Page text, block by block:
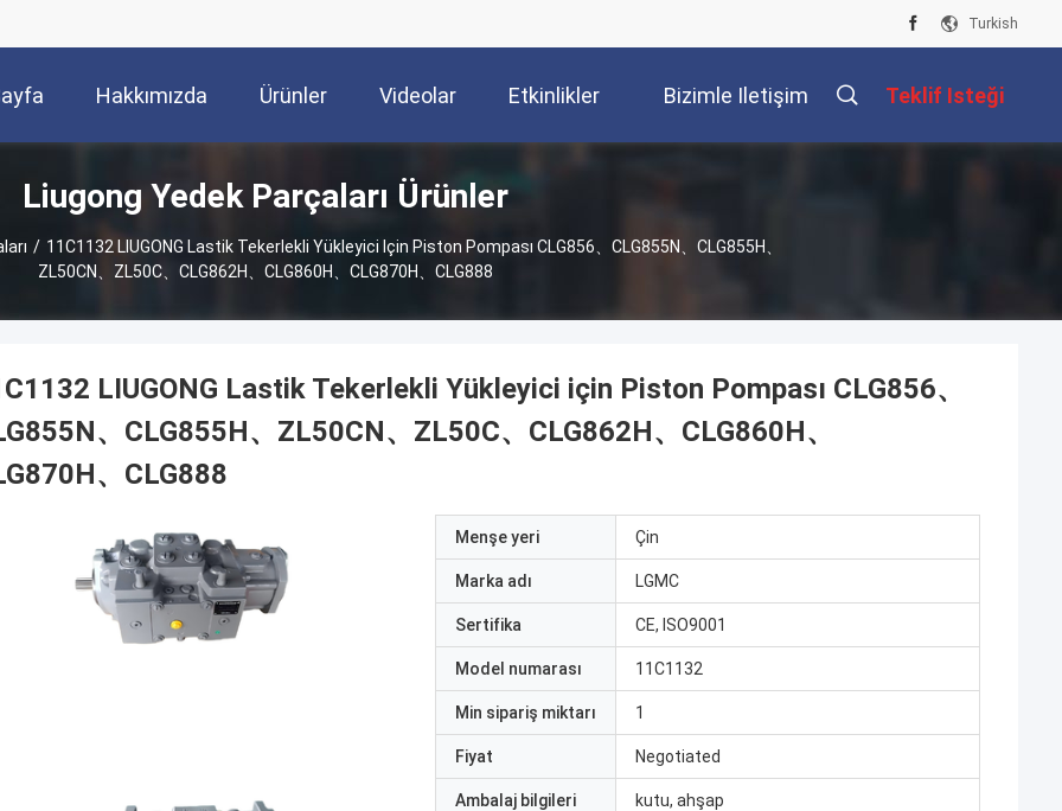
Turkish
Hakkımızda Ürünler Videolar Etkinlikler Bizimle Iletişim Teklif Isteği
Liugong Yedek Parçaları Ürünler
/ 11C1132 LIUGONG Lastik Tekerlekli Yükleyici Için Piston Pompası CLG856、CLG855N、CLG855H、
ZL50CN、ZL50C、CLG862H、CLG860H、CLG870H、CLG888
LIUGONG Lastik Tekerlekli Yükleyici için Piston Pompası CLG856、
、CLG855H、ZL50CN、ZL50C、CLG862H、CLG860H、
、CLG888
Menşe yeri Çin
Marka adı LGMC
Sertifika CE, ISO9001
Model numarası 11C1132
Min sipariş miktarı 1
Fiyat Negotiated
Ambalaj bilgileri kutu, ahşap